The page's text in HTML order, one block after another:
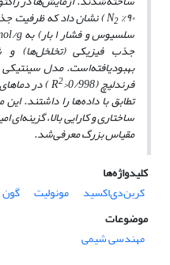
۹۰% N2 ) نشانداد که ظرفیت
سلسیوس و فشار ۱ بار) به g
جذب فیزیکی (تخلخلها) و
بهبودیافتهاست. مدل سینتیکی
فرندلیچ (0/998 >
R2
تطابق با دادهها را داشتند.این
ساختاری و کارایی بالا، گزینهای
مقیاس بزرگ معرفی‌شد.
کلیدواژه‌ها
کربن‌دی‌اکسید
مونولیت گون
موضوعات
مهندسی شیمی